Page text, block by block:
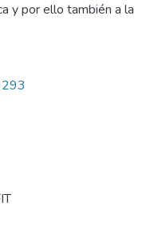
y por ello también a la